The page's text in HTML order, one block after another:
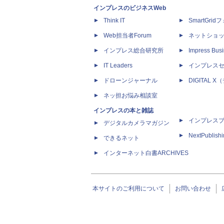
インプレスのビジネスWeb
Think IT
Web担当者Forum
インプレス総合研究所
IT Leaders
ドローンジャーナル
ネッ担お悩み相談室
インプレスの本と雑誌
デジタルカメラマガジン
できるネット
インターネット白書ARCHIVES
SmartGridフ
ネットショ
Impress
インプレス
DIGITAL X（
インプレス
本サイトのご利用について お問い合わせ